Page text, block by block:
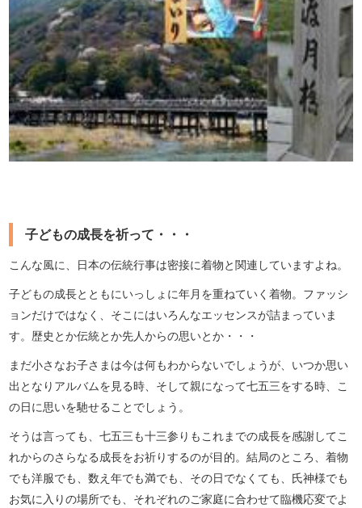
子どもの成長を祈って・・・
こんな風に、日本の伝統行事は密接に着物と関連していますよね。
子どもの成長とともにいっしょに年月を重ねていく着物。ファッシ
ョンだけではなく、そこにはいろんなエッセンスが詰まっていま
す。歴史とか伝統とか先人からの思いとか・・・
まだ小さなお子さまは今は何もわからないでしょうが、いつか思い
出となりアルバムを見る時、そして親になって七五三をする時、こ
の日に思いを馳せることでしょう。
そうは言っても、七五三も十三参りもこれまでの成長を感謝してこ
れからのさらなる成長をお祈りするのが目的。結局のところ、着物
でも洋服でも、数え年でも満でも、その日でなくても、氏神様でも
お気に入りの場所でも、それぞれのご家庭に合わせて臨機応変でよ